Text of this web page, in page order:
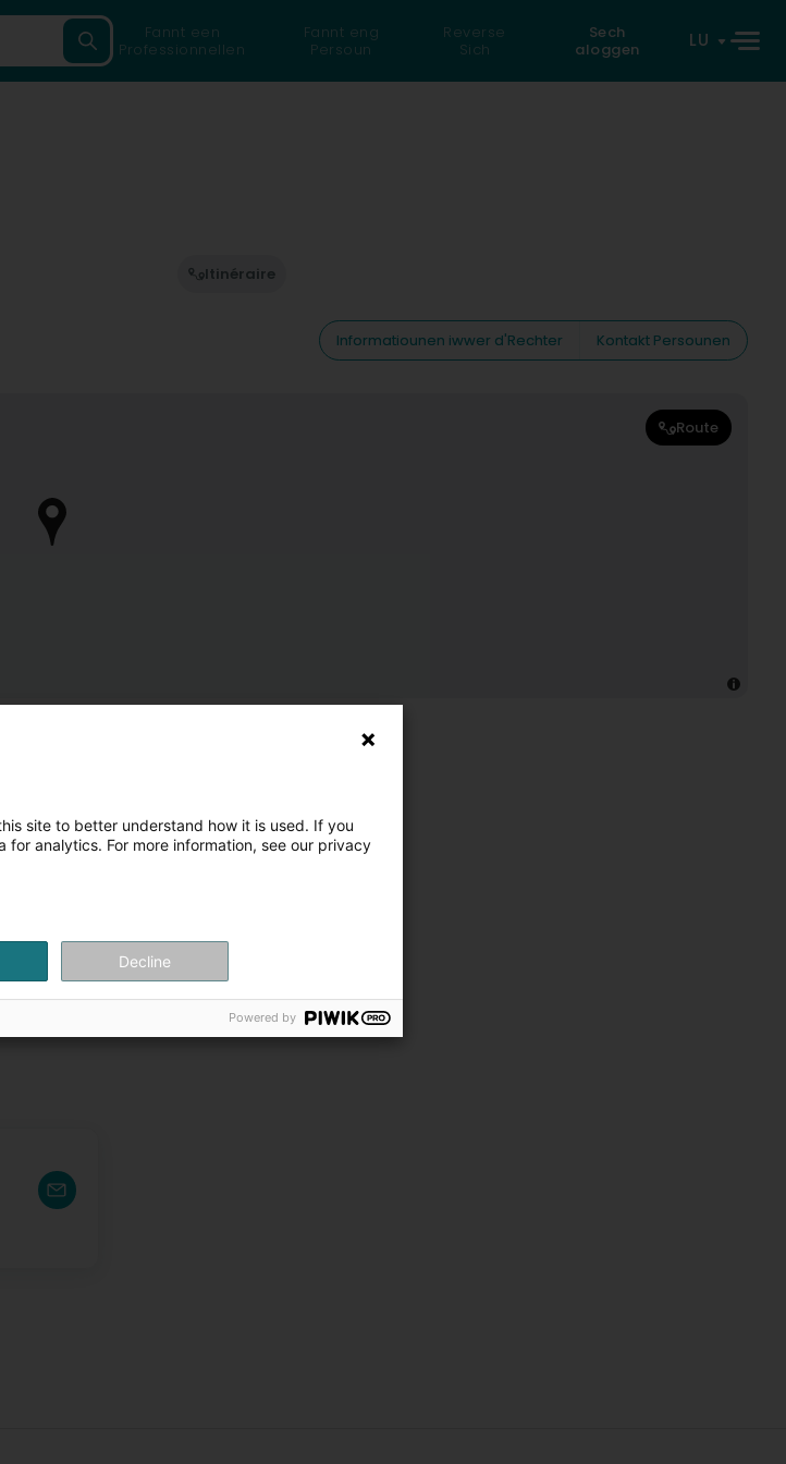
Fannt een
Professionnellen
Fannt eng
Persoun
Reverse
Sich
Sech
aloggen
LU
Itinéraire
Informatiounen iwwer d'Rechter
Kontakt Persounen
Route
site to better understand how it is used. If you
analytics. For more information, see our privacy
Decline
Powered by